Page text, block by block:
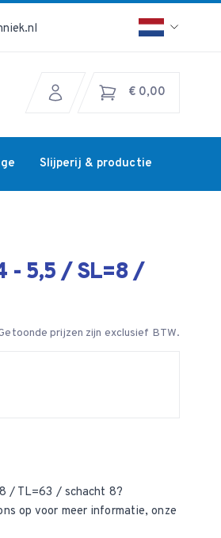
€ 0,00
Slijperij & productie
- 5,5 / SL=8 /
prijzen zijn exclusief BTW.
/ TL=63 / schacht 8?
op voor meer informatie, onze